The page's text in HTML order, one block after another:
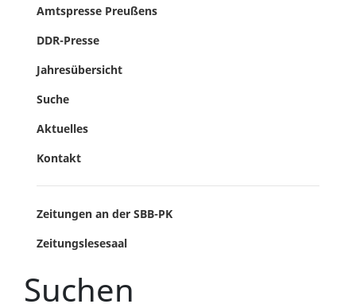
Amtspresse Preußens
DDR-Presse
Jahresübersicht
Suche
Aktuelles
Kontakt
Zeitungen an der SBB-PK
Zeitungslesesaal
Suchen